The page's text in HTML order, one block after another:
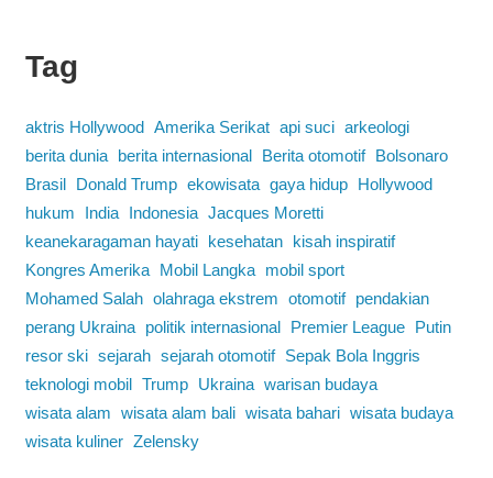
Tag
aktris Hollywood Amerika Serikat api suci arkeologi
berita dunia
berita internasional Berita otomotif
Bolsonaro
Brasil
Donald Trump ekowisata gaya hidup
Hollywood
hukum
India Indonesia Jacques Moretti
keanekaragaman hayati
kesehatan
kisah inspiratif
Kongres Amerika
Mobil Langka
mobil sport
Mohamed Salah olahraga ekstrem otomotif
pendakian
perang Ukraina
politik internasional Premier League
Putin
resor ski sejarah sejarah otomotif
Sepak Bola Inggris
teknologi mobil Trump Ukraina warisan budaya
wisata alam wisata alam bali wisata bahari wisata budaya
wisata kuliner Zelensky